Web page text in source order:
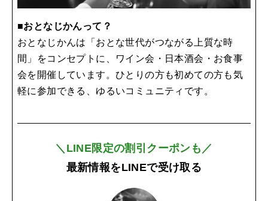
■おとなじかんって？
おとなじかんは「おとな世代がつながる上質な時
間」をコンセプトに、ワイン会・日本酒会・お食事
会を開催しています。ひとりの方も初めての方も気
軽に参加できる、ゆるいコミュニティです。
＼LINE限定の割引クーポンも／
最新情報をLINEで受け取る